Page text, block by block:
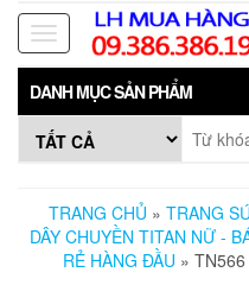
Skip
the
content
Toggle
navigation
DANH MỤC SẢN PHẨM
TRANG CHỦ » TRANG
DÂY CHUYỀN TITAN NỮ -
RẺ HÀNG ĐẦU »